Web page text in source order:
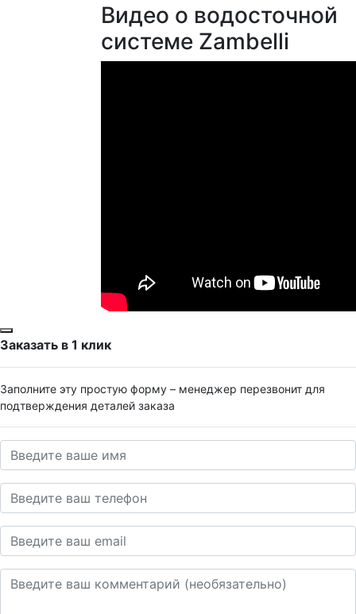
Видео о водосточной
системе Zambelli
Заказать в 1 клик
Заполните эту простую форму – менеджер перезвонит для
подтверждения деталей заказа